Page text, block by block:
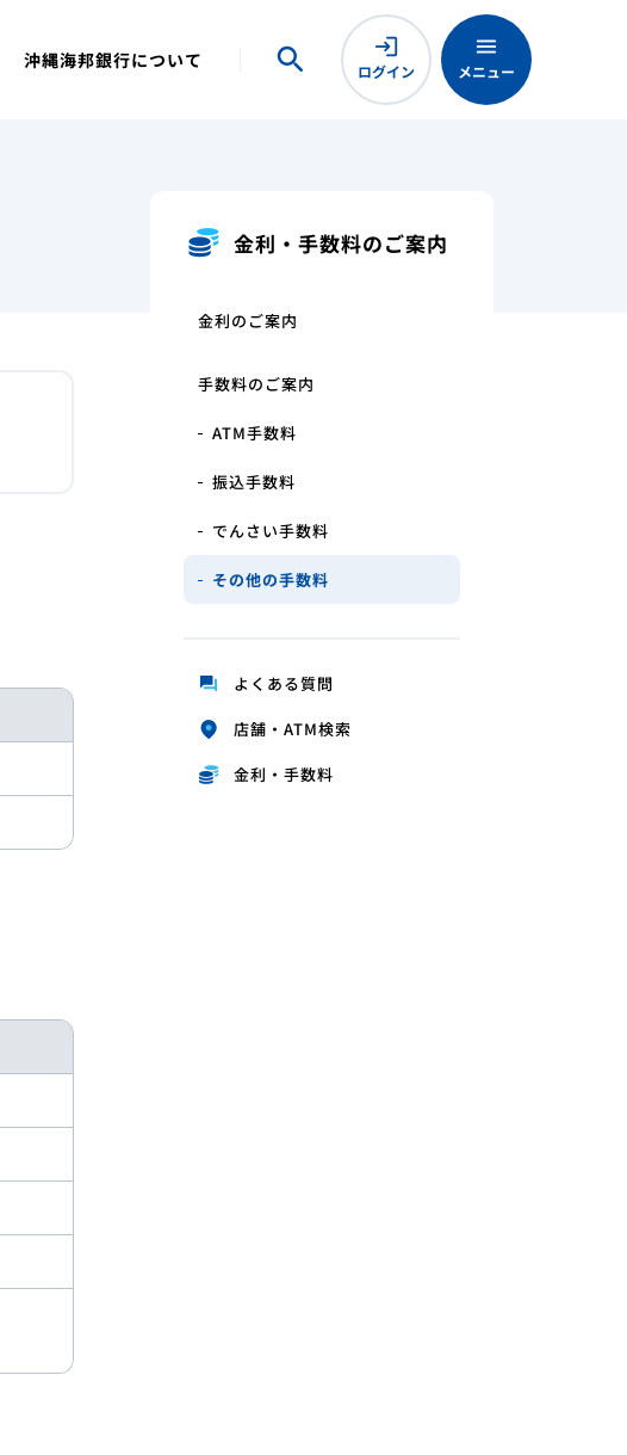
沖縄海邦銀行について search login
ログイン
menu
メニュー
インフォメーション インターネットバンキング close
定額自動送金サービス
便利なカード
金利・手数料のご案内
金利のご案内
手数料のご案内
ATM手数料
振込手数料
でんさい手数料
その他の手数料
よくある質問
店舗・ATM検索
金利・手数料